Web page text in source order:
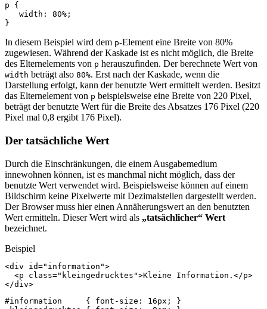
p
{
width : 80% ;
}
In diesem Beispiel wird dem p-Element eine Breite von 80%
zugewiesen. Während der Kaskade ist es nicht möglich, die Breite
des Elternelements von p herauszufinden. Der berechnete Wert von
width beträgt also 80%. Erst nach der Kaskade, wenn die
Darstellung erfolgt, kann der benutzte Wert ermittelt werden. Besitzt
das Elternelement von p beispielsweise eine Breite von 220 Pixel,
beträgt der benutzte Wert für die Breite des Absatzes 176 Pixel (220
Pixel mal 0,8 ergibt 176 Pixel).
Der tatsächliche Wert
Durch die Einschränkungen, die einem Ausgabemedium
innewohnen können, ist es manchmal nicht möglich, dass der
benutzte Wert verwendet wird. Beispielsweise können auf einem
Bildschirm keine Pixelwerte mit Dezimalstellen dargestellt werden.
Der Browser muss hier einen Annäherungswert an den benutzten
Wert ermitteln. Dieser Wert wird als „tatsächlicher“ Wert
bezeichnet.
Beispiel
<div id="information">
<p class="kleingedrucktes">Kleine Information. </p>
</div>
#information
{ font-size : 16px ;
}